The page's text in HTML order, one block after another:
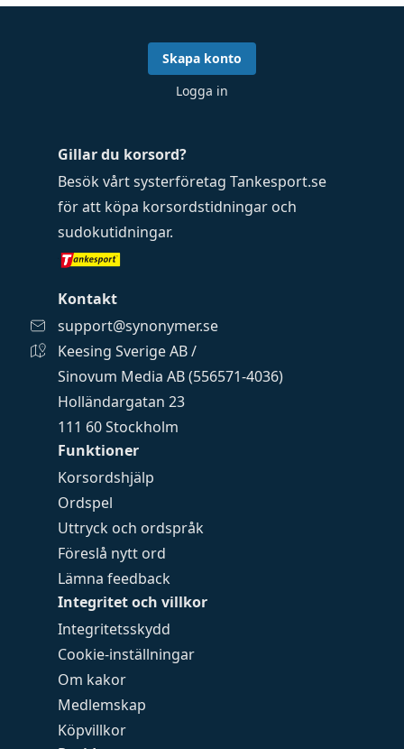
Funktioner
Korsordshjälp
Ordspel
Uttryck och ordspråk
Föreslå nytt ord
Lämna feedback
Integritet och villkor
Integritetsskydd
Cookie-inställningar
Om kakor
Medlemskap
Köpvillkor
Gillar du korsord?
Besök vårt systerföretag Tankesport.se
för att köpa korsordstidningar och
sudokutidningar.
Kontakt
support@synonymer.se
Keesing Sverige AB /
Sinovum Media AB (556571-4036)
Holländargatan 23
111 60 Stockholm
Skapa konto
Logga in